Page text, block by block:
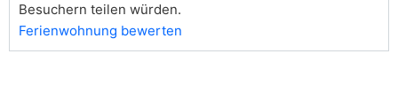
Besuchern teilen würden.
Ferienwohnung bewerten